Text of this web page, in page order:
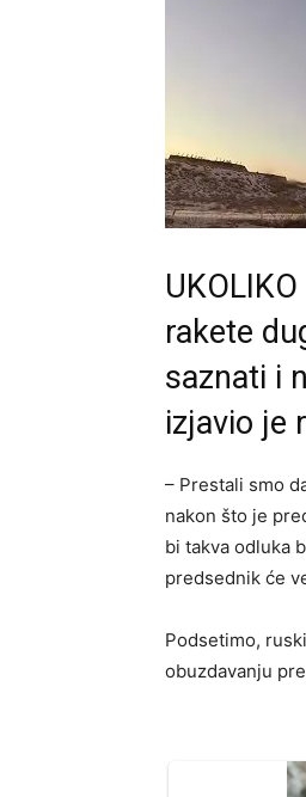
rakete
saznati i
izjavio je
– Prestali smo
nakon što je
bi takva odluka
predsednik će
Podsetimo,
obuzdavanju